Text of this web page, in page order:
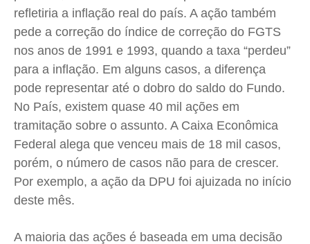
refletiria a inflação real do país. A ação também
pede a correção do índice de correção do FGTS
nos anos de 1991 e 1993, quando a taxa “perdeu”
para a inflação. Em alguns casos, a diferença
pode representar até o dobro do saldo do Fundo.
No País, existem quase 40 mil ações em
tramitação sobre o assunto. A Caixa Econômica
Federal alega que venceu mais de 18 mil casos,
porém, o número de casos não para de crescer.
Por exemplo, a ação da DPU foi ajuizada no início
deste mês.
A maioria das ações é baseada em uma decisão